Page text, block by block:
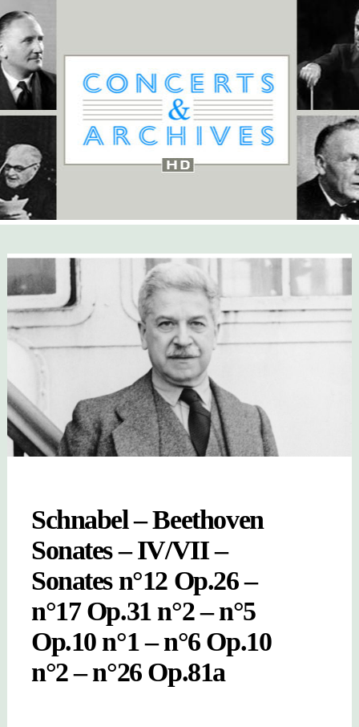
Schnabel – Beethoven
Sonates – IV/VII –
Sonates n°12 Op.26 –
n°17 Op.31 n°2 – n°5
Op.10 n°1 – n°6 Op.10
n°2 – n°26 Op.81a